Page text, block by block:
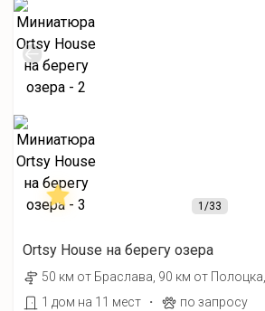
1/33
Ortsy House на берегу озера
50 км от Браслава, 90 км от
1 дом на 11 мест
·
по запросу